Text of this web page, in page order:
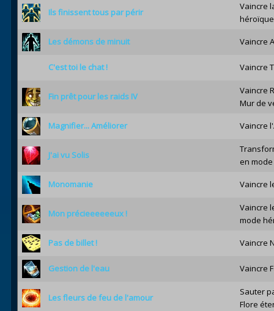
Ils finissent tous par périr
Vaincre
Les démons de minuit Vaincre
C'est toi le chat ! Vaincre
Fin prêt pour les raids IV
Vaincre
Mur de
Magnifier... Améliorer Vaincre
J'ai vu Solis
en
Monomanie Vaincre
Mon précieeeeeeux !
Vaincre
mode
Pas de billet ! Vaincre
Gestion de l'eau Vaincre
Les fleurs de feu de l'amour
Sauter
Flore